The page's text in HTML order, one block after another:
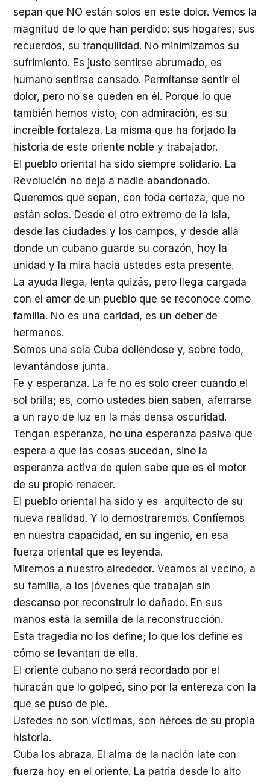
sepan que NO están solos en este dolor. Vemos la
magnitud de lo que han perdido: sus hogares, sus
recuerdos, su tranquilidad. No minimizamos su
sufrimiento. Es justo sentirse abrumado, es
humano sentirse cansado. Permítanse sentir el
dolor, pero no se queden en él. Porque lo que
también hemos visto, con admiración, es su
increíble fortaleza. La misma que ha forjado la
historia de este oriente noble y trabajador.
El pueblo oriental ha sido siempre solidario. La
Revolución no deja a nadie abandonado.
Queremos que sepan, con toda certeza, que no
están solos. Desde el otro extremo de la isla,
desde las ciudades y los campos, y desde allá
donde un cubano guarde su corazón, hoy la
unidad y la mira hacia ustedes esta presente.
La ayuda llega, lenta quizás, pero llega cargada
con el amor de un pueblo que se reconoce como
familia. No es una caridad, es un deber de
hermanos.
Somos una sola Cuba doliéndose y, sobre todo,
levantándose junta.
Fe y esperanza. La fe no es solo creer cuando el
sol brilla; es, como ustedes bien saben, aferrarse
a un rayo de luz en la más densa oscuridad.
Tengan esperanza, no una esperanza pasiva que
espera a que las cosas sucedan, sino la
esperanza activa de quien sabe que es el motor
de su propio renacer.
El pueblo oriental ha sido y es arquitecto de su
nueva realidad. Y lo demostraremos. Confíemos
en nuestra capacidad, en su ingenio, en esa
fuerza oriental que es leyenda.
Miremos a nuestro alrededor. Veamos al vecino, a
su familia, a los jóvenes que trabajan sin
descanso por reconstruir lo dañado. En sus
manos está la semilla de la reconstrucción.
Esta tragedia no los define; lo que los define es
cómo se levantan de ella.
El oriente cubano no será recordado por el
huracán que lo golpeó, sino por la entereza con la
que se puso de pie.
Ustedes no son víctimas, son héroes de su propia
historia.
Cuba los abraza. El alma de la nación late con
fuerza hoy en el oriente. La patria desde lo alto